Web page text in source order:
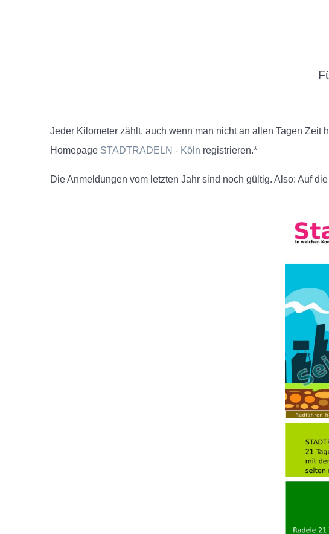
Jeder Kilometer zählt, auch wenn man nicht an allen Tagen
Homepage STADTRADELN - Köln registrieren.*
Die Anmeldungen vom letzten Jahr sind noch gültig. Also: Auf